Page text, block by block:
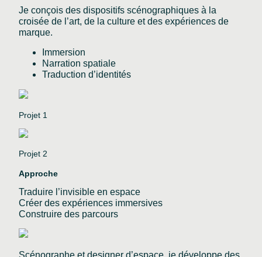
Je conçois des dispositifs scénographiques à la
croisée de l’art, de la culture et des expériences de
marque.
Immersion
Narration spatiale
Traduction d’identités
Projet 1
Projet 2
Approche
Traduire l’invisible en espace
Créer des expériences immersives
Construire des parcours
Scénographe et designer d’espace, je développe des